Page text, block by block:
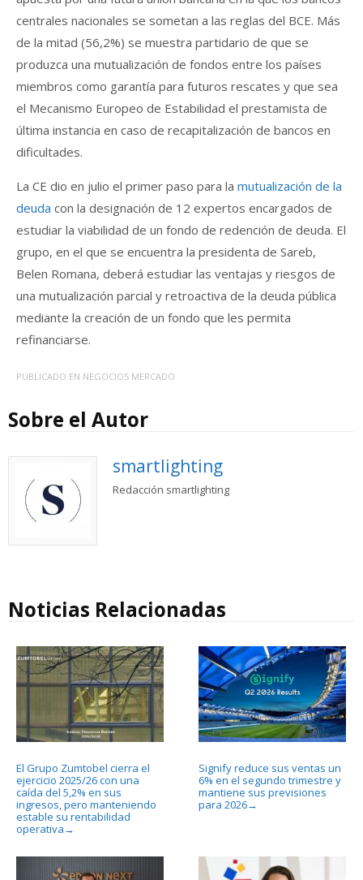
centrales nacionales se sometan a las reglas del BCE. Más
de la mitad (56,2%) se muestra partidario de que se
produzca una mutualización de fondos entre los países
miembros como garantía para futuros rescates y que sea
el Mecanismo Europeo de Estabilidad el prestamista de
última instancia en caso de recapitalización de bancos en
dificultades.
La CE dio en julio el primer paso para la mutualización de la
deuda con la designación de 12 expertos encargados de
estudiar la viabilidad de un fondo de redención de deuda. El
grupo, en el que se encuentra la presidenta de Sareb,
Belen Romana, deberá estudiar las ventajas y riesgos de
una mutualización parcial y retroactiva de la deuda pública
mediante la creación de un fondo que les permita
refinanciarse.
PUBLICADO EN NEGOCIOS MERCADO
Sobre el Autor
smartlighting
Redacción smartlighting
Noticias Relacionadas
El Grupo Zumtobel cierra el
ejercicio 2025/26 con una
caída del 5,2% en sus
ingresos, pero manteniendo
estable su rentabilidad
operativa →
Signify reduce sus ventas un
6% en el segundo trimestre y
mantiene sus previsiones
para 2026→